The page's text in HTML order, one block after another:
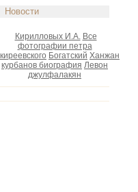
Новости
Кирилловых И.А. Все
фотографии петра
киреевского Богатский Ханжан
курбанов биография Левон
джулфалакян